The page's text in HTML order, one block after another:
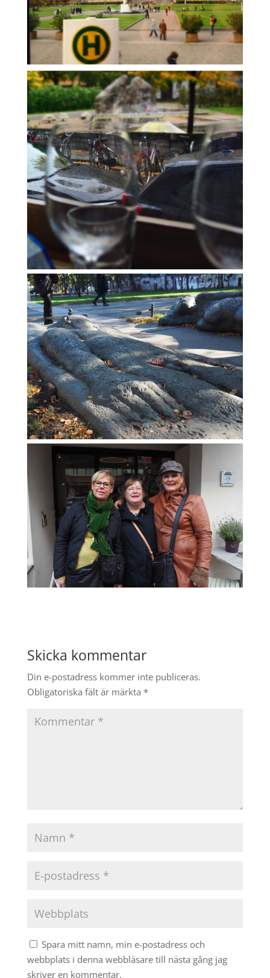
Skicka kommentar
Din e-postadress kommer inte publiceras.
Obligatoriska fält är märkta *
Spara mitt namn, min e-postadress och
webbplats i denna webbläsare till nästa gång jag
skriver en kommentar.